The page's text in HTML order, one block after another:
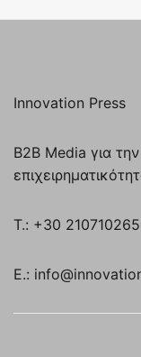
Innovation Press
B2B Media για
T.: +30
E.: